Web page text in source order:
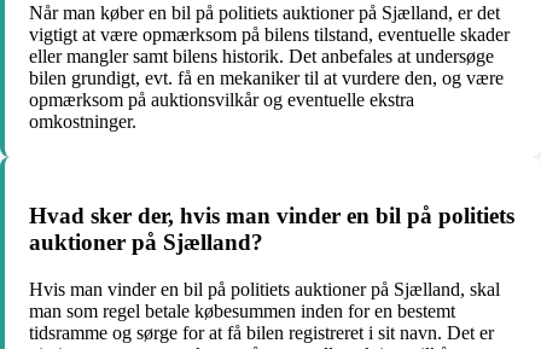
Når man køber en bil på politiets auktioner på Sjælland, er det
vigtigt at være opmærksom på bilens tilstand, eventuelle skader
eller mangler samt bilens historik. Det anbefales at undersøge
bilen grundigt, evt. få en mekaniker til at vurdere den, og være
opmærksom på auktionsvilkår og eventuelle ekstra
omkostninger.
Hvad sker der, hvis man vinder en bil på politiets
auktioner på Sjælland?
Hvis man vinder en bil på politiets auktioner på Sjælland, skal
man som regel betale købesummen inden for en bestemt
tidsramme og sørge for at få bilen registreret i sit navn. Det er